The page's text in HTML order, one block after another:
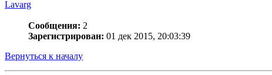
Lavarg
Сообщения: 2
Зарегистрирован: 01 дек 2015, 20:03:39
Вернуться к началу